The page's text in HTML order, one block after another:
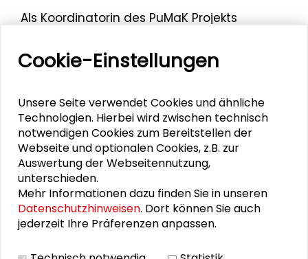
Als Koordinatorin des PuMaK Projekts
mit der Schader-Stiftung und weiteren
Kolleg*innen vom Zentrum für nachhaltige
(ZNWU) der h_da, sowohl das5. Public
Management-Forumzum Thema:
„Anpassungen an den Klimawandel in
Kommunen“, als auch einen im Vorfeld
stattgefundenenWorkshop, in welchem die
drei Jahre Curriculumsentwicklung des
PuMaK-Projektes resümiert wurden.
Im November 2021 sprach Frau Bugow im
Rahmen der Vorstellung des
Cookie-Einstellungen
Unsere Seite verwendet Cookies und ähnliche
Technologien. Hierbei wird zwischen technisch
notwendigen Cookies zum Bereitstellen der
Webseite und optionalen Cookies, z.B. zur
Auswertung der Webseitennutzung,
unterschieden.
Mehr Informationen dazu finden Sie in unseren
Datenschutzhinweisen. Dort können Sie auch
jederzeit Ihre Präferenzen anpassen.